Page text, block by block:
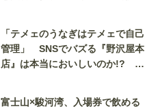
「テメェのうなぎはテメェで自己
管理」 SNSでバズる『野沢屋本
店』は本当においしいのか!? い
富士山×駿河湾、入場券で飲める